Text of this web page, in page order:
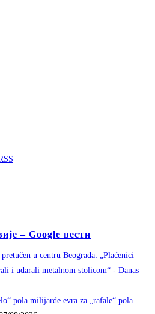
– Google вести
u centru Beograda: „Plaćenici
i udarali metalnom stolicom“ - Danas
pola milijarde evra za „rafale“ pola